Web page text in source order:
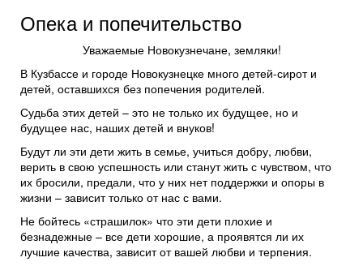
Опека и попечительство
Уважаемые Новокузнечане, земляки!
В Кузбассе и городе Новокузнецке много детей-сирот и
детей, оставшихся без попечения родителей.
Судьба этих детей – это не только их будущее, но и
будущее нас, наших детей и внуков!
Будут ли эти дети жить в семье, учиться добру, любви,
верить в свою успешность или станут жить с чувством, что
их бросили, предали, что у них нет поддержки и опоры в
жизни – зависит только от нас с вами.
Не бойтесь «страшилок» что эти дети плохие и
безнадежные – все дети хорошие, а проявятся ли их
лучшие качества, зависит от вашей любви и терпения.